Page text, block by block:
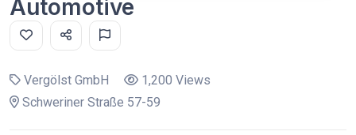
Automotive
Vergölst GmbH
1,200 Views
Schweriner Straße 57-59